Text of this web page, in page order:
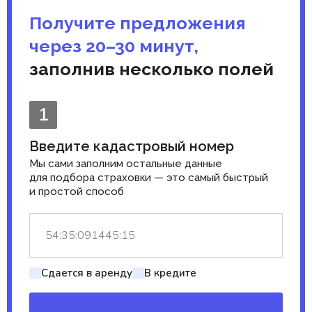
Получите предложения
через 20–30 минут,
заполнив несколько полей
1
Введите кадастровый номер
Мы сами заполним остальные данные
для подбора страховки — это самый быстрый
и простой способ
Сдается в аренду В кредите